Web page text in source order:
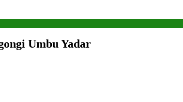
Umbu Yadar